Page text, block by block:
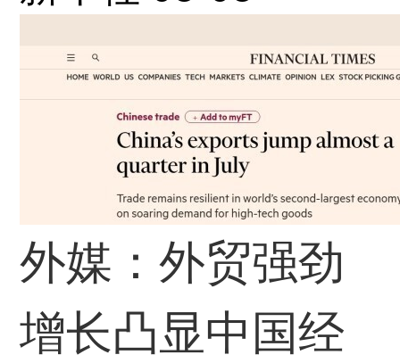
外媒：外贸强劲
增长凸显中国经